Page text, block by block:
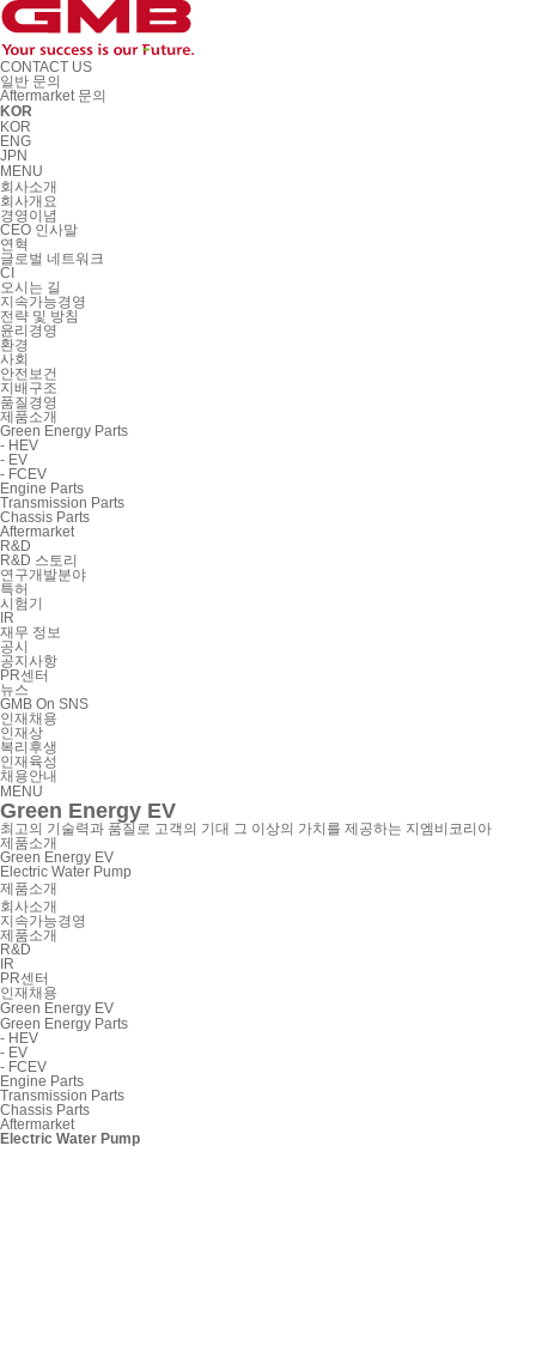
CONTACT US
일반 문의
Aftermarket 문의
KOR
KOR
ENG
JPN
MENU
회사소개
회사개요
경영이념
CEO 인사말
연혁
글로벌 네트워크
CI
오시는 길
지속가능경영
전략 및 방침
윤리경영
환경
사회
안전보건
지배구조
품질경영
제품소개
Green Energy Parts
- HEV
- EV
- FCEV
Engine Parts
Transmission Parts
Chassis Parts
Aftermarket
R&D
R&D 스토리
연구개발분야
특허
시험기
IR
재무 정보
공시
공지사항
PR센터
뉴스
GMB On SNS
인재채용
인재상
복리후생
인재육성
채용안내
MENU
Green Energy EV
최고의 기술력과 품질로 고객의 기대 그 이상의 가치를 제공하는 지엠비코리아
제품소개
Green Energy EV
Electric Water Pump
제품소개
회사소개
지속가능경영
제품소개
R&D
IR
PR센터
인재채용
Green Energy EV
Green Energy Parts
- HEV
- EV
- FCEV
Engine Parts
Transmission Parts
Chassis Parts
Aftermarket
Electric Water Pump